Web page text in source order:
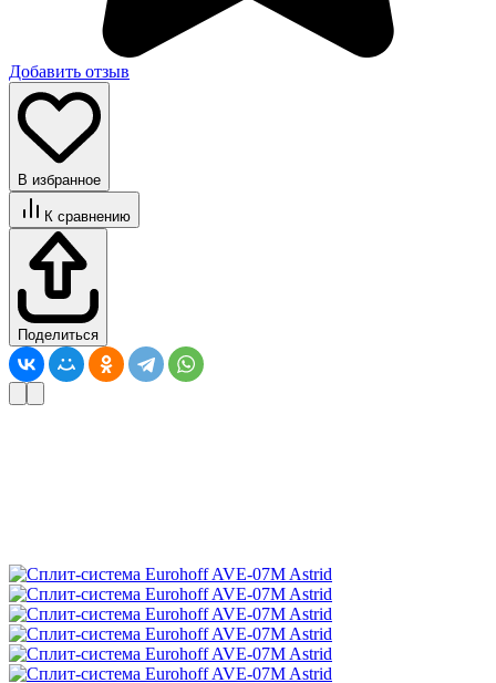
Добавить отзыв
В избранное
К сравнению
Поделиться